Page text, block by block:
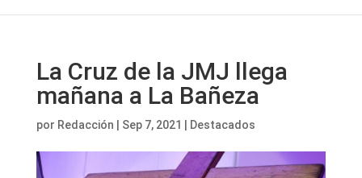
La Cruz de la JMJ llega
mañana a La Bañeza
por Redacción Sep 7, 2021 Destacados